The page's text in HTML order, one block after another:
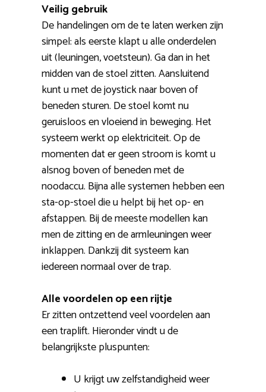
Veilig gebruik
De handelingen om de te laten werken zijn
simpel: als eerste klapt u alle onderdelen
uit (leuningen, voetsteun). Ga dan in het
midden van de stoel zitten. Aansluitend
kunt u met de joystick naar boven of
beneden sturen. De stoel komt nu
geruisloos en vloeiend in beweging. Het
systeem werkt op elektriciteit. Op de
momenten dat er geen stroom is komt u
alsnog boven of beneden met de
noodaccu. Bijna alle systemen hebben een
sta-op-stoel die u helpt bij het op- en
afstappen. Bij de meeste modellen kan
men de zitting en de armleuningen weer
inklappen. Dankzij dit systeem kan
iedereen normaal over de trap.
Alle voordelen op een rijtje
Er zitten ontzettend veel voordelen aan
een traplift. Hieronder vindt u de
belangrijkste pluspunten:
U krijgt uw zelfstandigheid weer